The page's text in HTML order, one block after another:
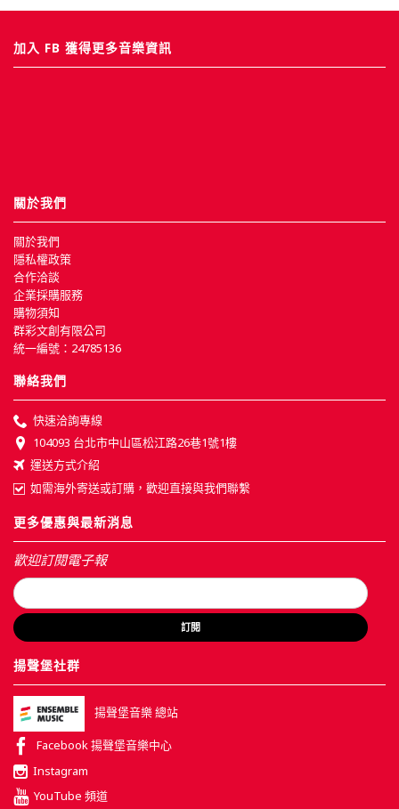
加入 FB 獲得更多音樂資訊
關於我們
關於我們
隱私權政策
合作洽談
企業採購服務
購物須知
群彩文創有限公司
統一編號：24785136
聯絡我們
快速洽詢專線
104093 台北市中山區松江路26巷1號1樓
運送方式介紹
如需海外寄送或訂購，歡迎直接與我們聯繫
更多優惠與最新消息
歡迎訂閱電子報
訂閱
揚聲堡社群
揚聲堡音樂 總站
Facebook 揚聲堡音樂中心
Instagram
YouTube 頻道